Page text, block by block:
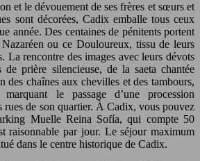
et le dévouement de ses frères et sœurs et
sont décorées, Cadix emballe tous ceux
année. Des centaines de pénitents portent
ou ce Douloureux, tissu de leurs
La rencontre des images avec leurs dévots
de prière silencieuse, de la saeta chantée
des chaînes aux chevilles et des tambours,
le passage d’une procession
rues de son quartier. À Cadix, vous pouvez
Muelle Reina Sofía, qui compte 50
raisonnable par jour. Le séjour maximum
dans le centre historique de Cadix.